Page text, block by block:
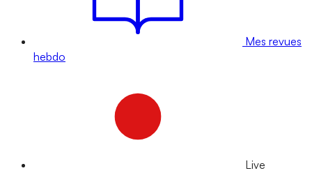
Mes revues
hebdo
Live